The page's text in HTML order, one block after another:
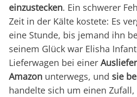
einzustecken. Ein schwerer
Zeit in der Kälte kostete: Es
eine Stunde, bis jemand ihn
seinem Glück war Elisha
Lieferwagen bei einer
Amazon unterwegs, und sie
handelte sich um einen Zufall,